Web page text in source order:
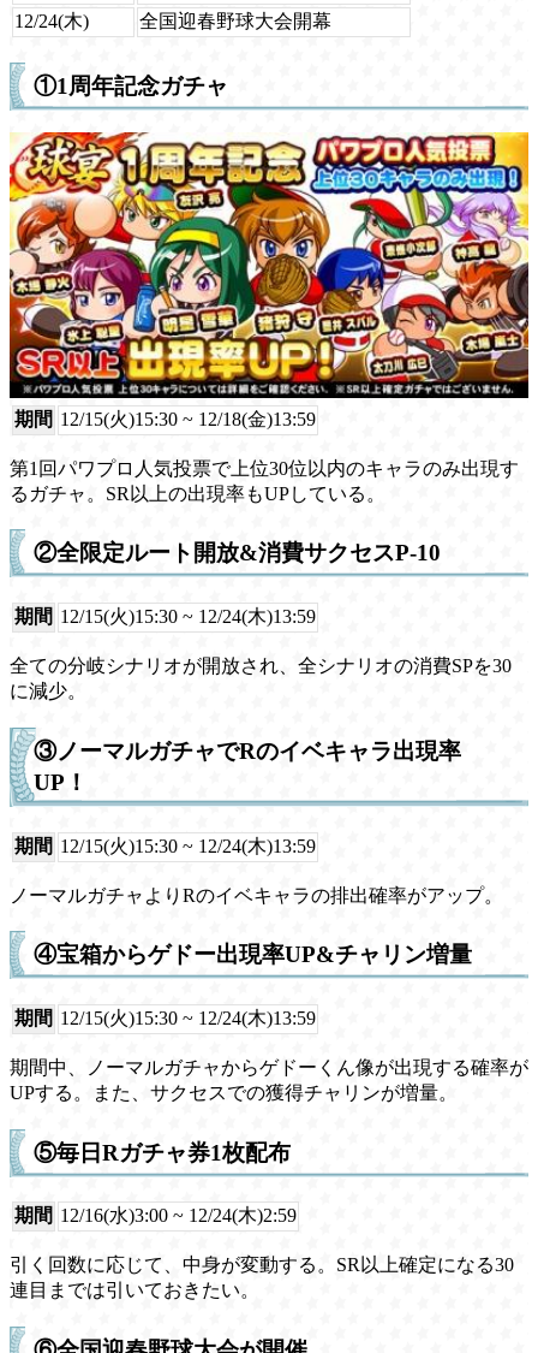
12/24(木) 全国迎春野球大会開幕
①1周年記念ガチャ
期間 12/15(火)15:30 ~ 12/18(金)13:59
第1回パワプロ人気投票で上位30位以内のキャラのみ出現す
るガチャ。SR以上の出現率もUPしている。
②全限定ルート開放&消費サクセスP-10
期間 12/15(火)15:30 ~ 12/24(木)13:59
全ての分岐シナリオが開放され、全シナリオの消費SPを30
に減少。
③ノーマルガチャでRのイベキャラ出現率
UP！
期間 12/15(火)15:30 ~ 12/24(木)13:59
ノーマルガチャよりRのイベキャラの排出確率がアップ。
④宝箱からゲドー出現率UP&チャリン増量
期間 12/15(火)15:30 ~ 12/24(木)13:59
期間中、ノーマルガチャからゲドーくん像が出現する確率が
UPする。また、サクセスでの獲得チャリンが増量。
⑤毎日Rガチャ券1枚配布
期間 12/16(水)3:00 ~ 12/24(木)2:59
引く回数に応じて、中身が変動する。SR以上確定になる30
連目までは引いておきたい。